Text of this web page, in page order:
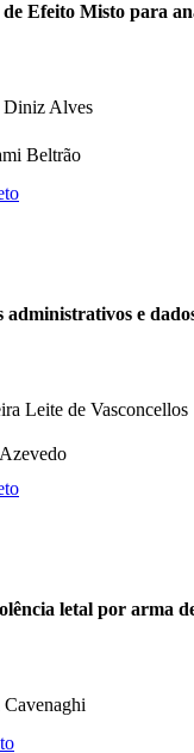
Efeito Misto para
Diniz Alves
Beltrão
e
Leite de Vasconcellos
letal por arma
Cavenaghi